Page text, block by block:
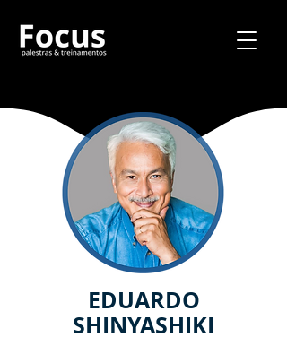
EDUARDO
SHINYASHIKI